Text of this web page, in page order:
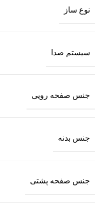
نوع ساز
سیستم صدا
جنس صفحه رویی
جنس بدنه
جنس صفحه پشتی